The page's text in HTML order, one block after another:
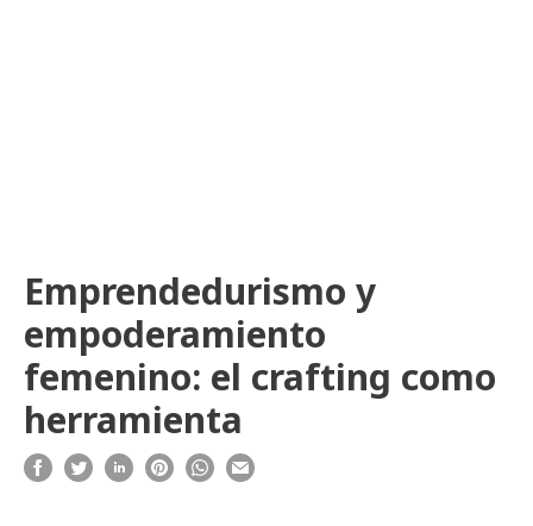
Emprendedurismo y
empoderamiento
femenino: el crafting como
herramienta